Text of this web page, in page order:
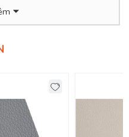
tiểu học ạ)